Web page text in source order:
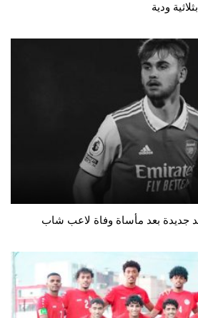
ودية
جديدة بعد مأساة وفاة لاعب شاب